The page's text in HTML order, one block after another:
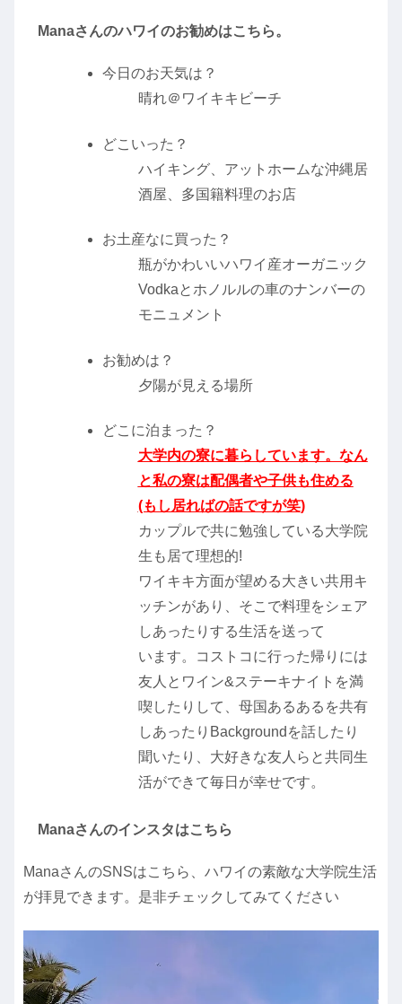
Manaさんのハワイのお勧めはこちら。
今日のお天気は？
晴れ＠ワイキキビーチ
どこいった？
ハイキング、アットホームな沖縄居
酒屋、多国籍料理のお店
お土産なに買った？
瓶がかわいいハワイ産オーガニック
Vodkaとホノルルの車のナンバーの
モニュメント
お勧めは？
夕陽が見える場所
どこに泊まった？
大学内の寮に暮らしています。なん
と私の寮は配偶者や子供も住める
(もし居ればの話ですが笑)
カップルで共に勉強している大学院
生も居て理想的!
ワイキキ方面が望める大きい共用キ
ッチンがあり、そこで料理をシェア
しあったりする生活を送って
います。コストコに行った帰りには
友人とワイン&ステーキナイトを満
喫したりして、母国あるあるを共有
しあったりBackgroundを話したり
聞いたり、大好きな友人らと共同生
活ができて毎日が幸せです。
Manaさんのインスタはこちら
ManaさんのSNSはこちら、ハワイの素敵な大学院生活
が拝見できます。是非チェックしてみてください